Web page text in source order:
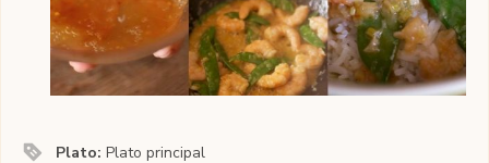
Plato:Plato principal